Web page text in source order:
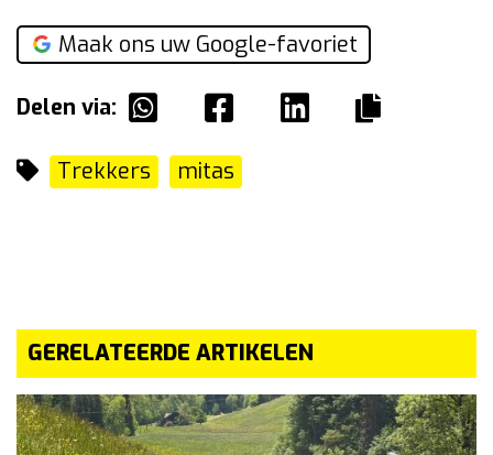
Maak ons uw Google-favoriet
Delen via:
Trekkers mitas
GERELATEERDE ARTIKELEN